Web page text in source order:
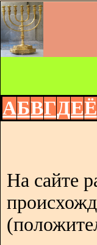
АБВГДЕЁ
На сайте